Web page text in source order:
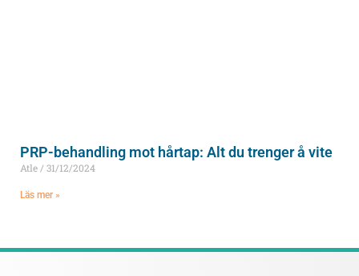
PRP-behandling mot hårtap: Alt du trenger å vite
Atle 31/12/2024
Läs mer »